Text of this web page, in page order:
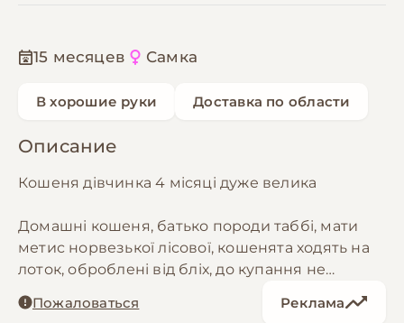
15 месяцев Самка
В хорошие руки Доставка по области
Описание
Кошеня дівчинка 4 місяці дуже велика
Домашні кошеня, батько породи таббі, мати
метис норвезької лісової, кошенята ходять на
лоток, оброблені від бліх, до купання не
яйця, варене м'ясо
Пожаловаться Реклама